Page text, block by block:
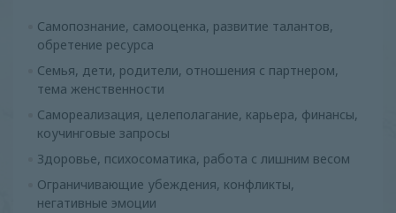
Самопознание, самооценка, развитие талантов,
обретение ресурса
Семья, дети, родители, отношения с партнером,
тема женственности
Самореализация, целеполагание, карьера, финансы,
коучинговые запросы
Здоровье, психосоматика, работа с лишним весом
Ограничивающие убеждения, конфликты,
негативные эмоции